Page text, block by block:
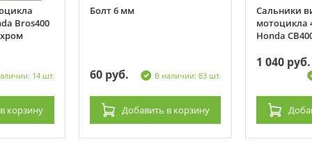
Bros400
14 шт.
в корзину
Болт 6 мм
60 руб. В наличии: 83 шт.
Добавить в корзину
Сальники
мотоцикла
Honda
1 040 руб.